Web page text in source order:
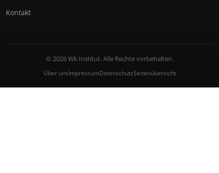
Kontakt
© 2026 Wk Institut. Alle Rechte vorbehalten.
Über unsImpressumDatenschutzSeitenübersicht